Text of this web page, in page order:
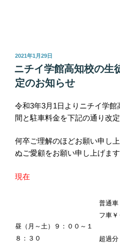
投
稿
日:
2021年1月29日
ニチイ学館高知校の生
定のお知らせ
令和3年3月1日よりニチイ学
間と駐車料金を下記の通り改
何卒ご理解のほどお願い申し
ぬご愛顧をお願い申し上げます
現在
昼（月～土）９：００～１
８：３０
普通
フ車￥
超過